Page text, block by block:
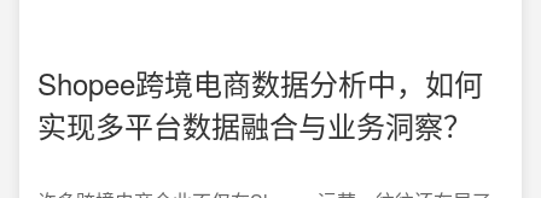
Shopee跨境电商数据分析中，如何
实现多平台数据融合与业务洞察？